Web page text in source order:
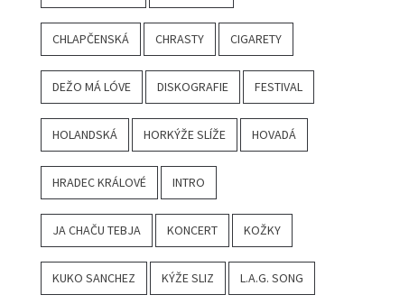
CHLAPČENSKÁ CHRASTY CIGARETY
DEŽO MÁ LÓVE DISKOGRAFIE FESTIVAL
HOLANDSKÁ HORKÝŽE SLÍŽE HOVADÁ
HRADEC KRÁLOVÉ INTRO
JA CHAČU TEBJA KONCERT KOŽKY
KUKO SANCHEZ KÝŽE SLIZ L.A.G. SONG